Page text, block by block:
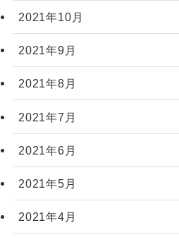
2021年10月
2021年9月
2021年8月
2021年7月
2021年6月
2021年5月
2021年4月